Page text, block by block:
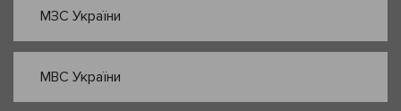
МЗС України
МВС України